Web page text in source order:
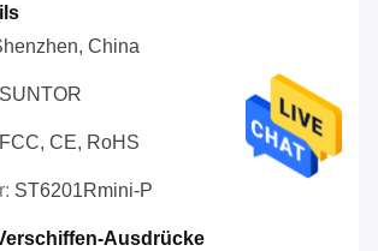
China
SUNTOR
FCC, CE, RoHS
ST6201Rmini-P
Ausdrücke